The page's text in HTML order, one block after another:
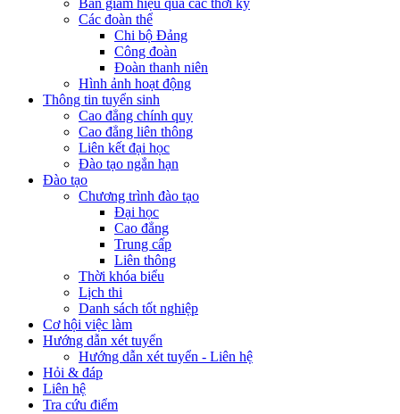
Ban giám hiệu qua các thời kỳ
Các đoàn thể
Chi bộ Đảng
Công đoàn
Đoàn thanh niên
Hình ảnh hoạt động
Thông tin tuyển sinh
Cao đẳng chính quy
Cao đẳng liên thông
Liên kết đại học
Đào tạo ngắn hạn
Đào tạo
Chương trình đào tạo
Đại học
Cao đẳng
Trung cấp
Liên thông
Thời khóa biểu
Lịch thi
Danh sách tốt nghiệp
Cơ hội việc làm
Hướng dẫn xét tuyển
Hướng dẫn xét tuyển - Liên hệ
Hỏi & đáp
Liên hệ
Tra cứu điểm